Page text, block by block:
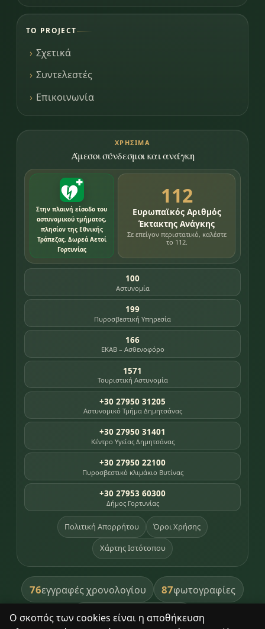
Ο σκοπός των cookies είναι η αποθήκευση
ΤΟ PROJECT
Σχετικά
Συντελεστές
Επικοινωνία
ΧΡΉΣΙΜΑ
Άμεσοι σύνδεσμοι και ανάγκη
Στην πλαινή είσοδο του
αστυνομικού τμήματος,
πλησίον της Εθνικής
Τράπεζας. Δωρεά Αετοί
Γορτυνίας
112
Ευρωπαϊκός Αριθμός
Έκτακτης Ανάγκης
Σε επείγον περιστατικό, καλέστε
το 112.
100
Αστυνομία
199
Πυροσβεστική Υπηρεσία
166
ΕΚΑΒ – Ασθενοφόρο
1571
Τουριστική Αστυνομία
+30 27950 31205
Αστυνομικό Τμήμα Δημητσάνας
+30 27950 31401
Κέντρο Υγείας Δημητσάνας
+30 27950 22100
Πυροσβεστικό κλιμάκιο Βυτίνας
+30 27953 60300
Δήμος Γορτυνίας
Πολιτική Απορρήτου Όροι Χρήσης
Χάρτης Ιστότοπου
76εγγραφές χρονολογίου 87φωτογραφίες
391βιβλία βιβλιοθήκης